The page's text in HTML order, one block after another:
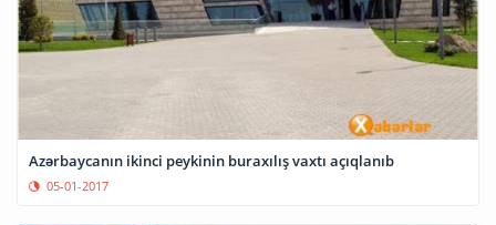
Azərbaycanın ikinci peykinin buraxılış vaxtı açıqlanıb
05-01-2017